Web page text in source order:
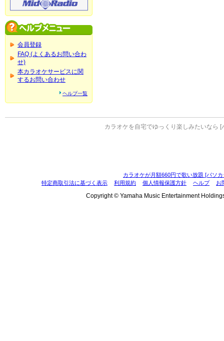
会員登録
FAQ (よくあるお問い合わ
せ)
本カラオケサービスに関
するお問い合わせ
ヘルプ一覧
カラオケを自宅でゆっくり楽しみたいなら [
カラオケが月額660円で歌い放題 [パソ
特定商取引法に基づく表示
利用規約 個人情報保護方針 ヘルプ お
Copyright © Yamaha Music Entertainment